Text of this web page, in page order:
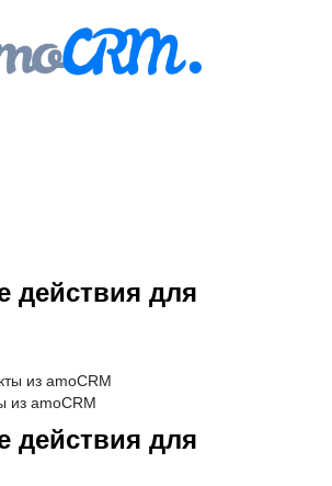
действия для
из amoCRM
из amoCRM
действия для